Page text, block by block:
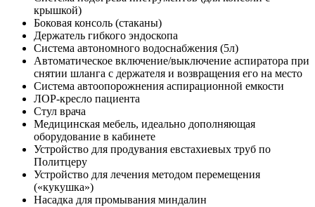
крышкой)
Боковая консоль (стаканы)
Держатель гибкого эндоскопа
Система автономного водоснабжения (5л)
Автоматическое включение/выключение аспиратора при
снятии шланга с держателя и возвращения его на место
Система автоопорожнения аспирационной емкости
ЛОР-кресло пациента
Стул врача
Медицинская мебель, идеально дополняющая
оборудование в кабинете
Устройство для продувания евстахиевых труб по
Политцеру
Устройство для лечения методом перемещения
(«кукушка»)
Насадка для промывания миндалин